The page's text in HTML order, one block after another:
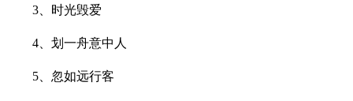
3、时光毁爱
4、划一舟意中人
5、忽如远行客